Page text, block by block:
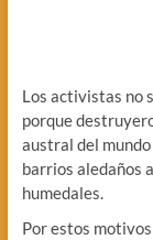
Los activistas no
porque
austral del mundo
barrios aledaños
humedales.
Por estos